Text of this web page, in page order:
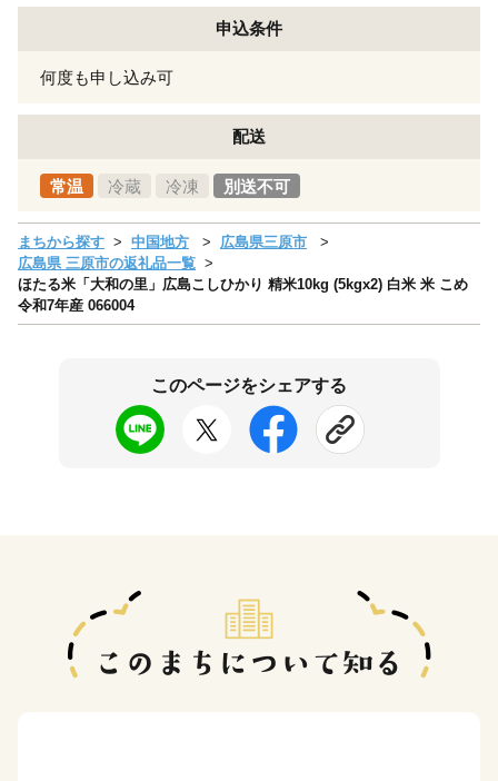
申込条件
何度も申し込み可
配送
常温 冷蔵 冷凍 別送不可
まちから探す 中国地方
広島県三原市
広島県 三原市の返礼品一覧
ほたる米「大和の里」広島こしひかり 精米10kg (5kgx2) 白米 米 こめ
令和7年産 066004
このページをシェアする